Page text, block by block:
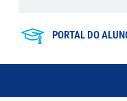
PORTAL DO